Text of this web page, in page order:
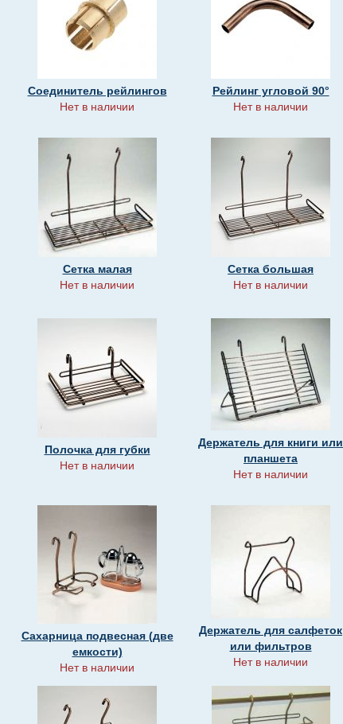
Соединитель рейлингов
Нет в наличии
Рейлинг угловой 90°
Нет в наличии
Сетка малая
Нет в наличии
Сетка большая
Нет в наличии
Полочка для губки
Нет в наличии
Держатель для книги или
планшета
Нет в наличии
Сахарница подвесная (две
емкости)
Нет в наличии
Держатель для салфеток
или фильтров
Нет в наличии